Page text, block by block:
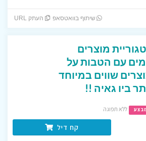
שיתוף בוואטסאפ העתק URL
מוצרים
עם הטבות על
שווים במיוחד
ביו גאיה !!
ללא תפוגה
קח דיל